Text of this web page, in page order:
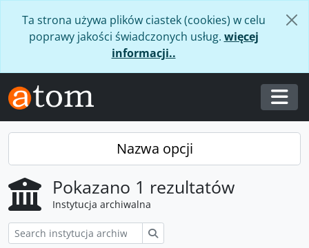
Ta strona używa plików ciastek (cookies) w celu
poprawy jakości świadczonych usług. więcej
informacji..
Nazwa opcji
Pokazano 1 rezultatów
Instytucja archiwalna